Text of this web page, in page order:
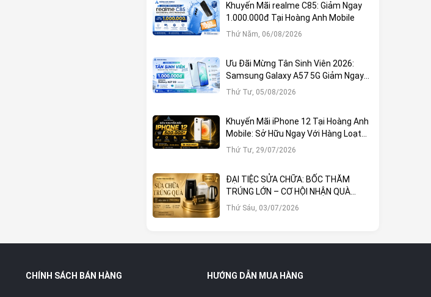
Khuyến Mãi realme C85: Giảm Ngay
1.000.000đ Tại Hoàng Anh Mobile
Thứ Năm, 06/08/2026
Ưu Đãi Mừng Tân Sinh Viên 2026:
Samsung Galaxy A57 5G Giảm Ngay
1.000.000đ
Thứ Tư, 05/08/2026
Khuyến Mãi iPhone 12 Tại Hoàng Anh
Mobile: Sở Hữu Ngay Với Hàng Loạt
Ưu Đãi Hấp Dẫn
Thứ Tư, 29/07/2026
ĐẠI TIỆC SỬA CHỮA: BỐC THĂM
TRÚNG LỚN – CƠ HỘI NHẬN QUÀ
KHỦNG TẠI HOÀNG ANH MOBILE
Thứ Sáu, 03/07/2026
CHÍNH SÁCH BÁN HÀNG HƯỚNG DẪN MUA HÀNG